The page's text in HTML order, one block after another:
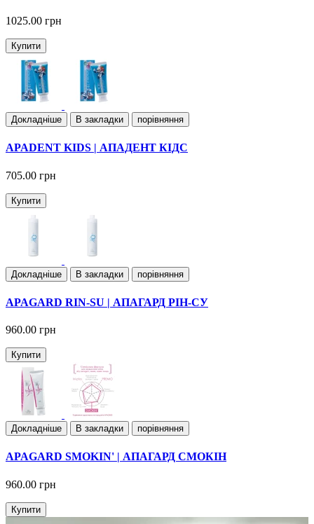
1025.00 грн
Купити
Докладнiше В закладки порівняння
APADENT KIDS | АПАДЕНТ КІДС
705.00 грн
Купити
Докладнiше В закладки порівняння
APAGARD RIN-SU | АПАГАРД РІН-СУ
960.00 грн
Купити
Докладнiше В закладки порівняння
APAGARD SMOKIN' | АПАГАРД СМОКІН
960.00 грн
Купити